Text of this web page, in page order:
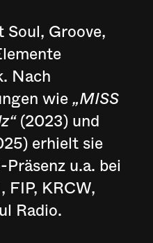
Groove,
Nach
wie„MISS
(2023) und
erhielt sie
u.a. bei
FIP, KRCW,
Radio.